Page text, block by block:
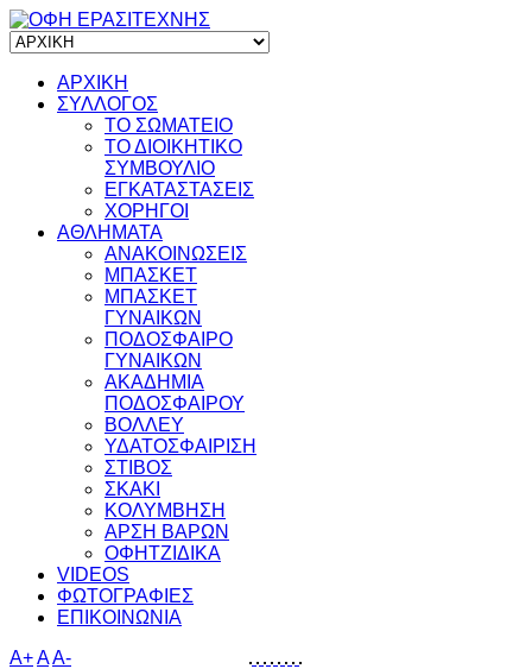
ΑΡΧΙΚΗ
ΣΥΛΛΟΓΟΣ
ΤΟ ΣΩΜΑΤΕΙΟ
ΤΟ ΔΙΟΙΚΗΤΙΚΟ
ΣΥΜΒΟΥΛΙΟ
ΕΓΚΑΤΑΣΤΑΣΕΙΣ
ΧΟΡΗΓΟΙ
ΑΘΛΗΜΑΤΑ
ΑΝΑΚΟΙΝΩΣΕΙΣ
ΜΠΑΣΚΕΤ
ΜΠΑΣΚΕΤ
ΓΥΝΑΙΚΩΝ
ΠΟΔΟΣΦΑΙΡΟ
ΓΥΝΑΙΚΩΝ
ΑΚΑΔΗΜΙΑ
ΠΟΔΟΣΦΑΙΡΟΥ
ΒΟΛΛΕΥ
ΥΔΑΤΟΣΦΑΙΡΙΣΗ
ΣΤΙΒΟΣ
ΣΚΑΚΙ
ΚΟΛΥΜΒΗΣΗ
ΑΡΣΗ ΒΑΡΩΝ
ΟΦΗΤΖΙΔΙΚΑ
VIDEOS
ΦΩΤΟΓΡΑΦΙΕΣ
ΕΠΙΚΟΙΝΩΝΙΑ
A+AA-